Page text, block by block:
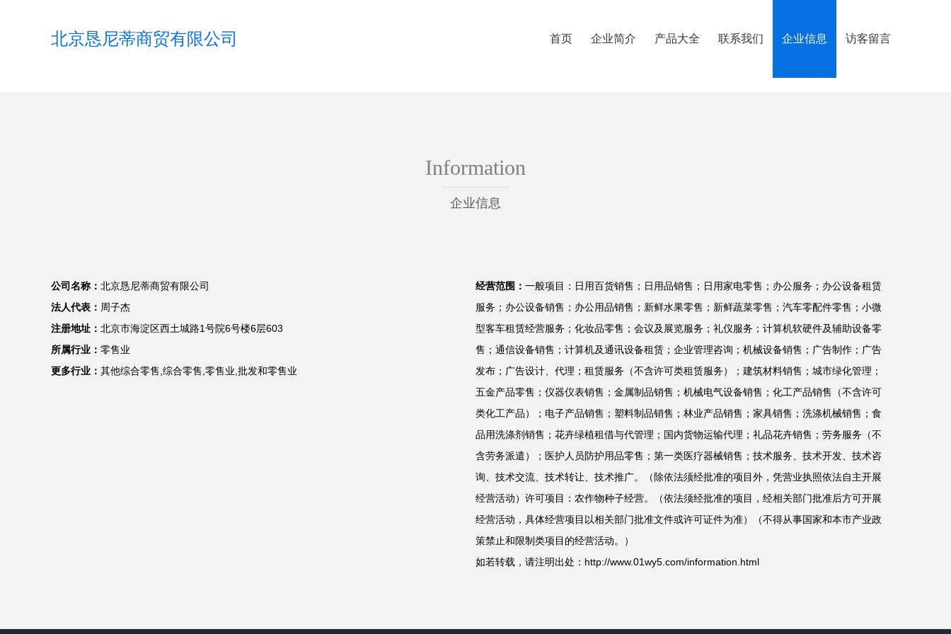
北京恳尼蒂商贸有限公司 首页 企业简介 产品大全 联系我们 企业信息 访客留言
Information
企业信息
公司名称： 北京恳尼蒂商贸有限公司
法人代表： 周子杰
注册地址： 北京市海淀区西土城路1号院6号楼6层603
所属行业： 零售业
更多行业： 其他综合零售,综合零售,零售业,批发和零售业
经营范围： 一般项目：日用百货销售；日用品销售；日用家电零售；办公服务；办公设备租赁
服务；办公设备销售；办公用品销售；新鲜水果零售；新鲜蔬菜零售；汽车零配件零售；小微
型客车租赁经营服务；化妆品零售；会议及展览服务；礼仪服务；计算机软硬件及辅助设备零
售；通信设备销售；计算机及通讯设备租赁；企业管理咨询；机械设备销售；广告制作；广告
发布；广告设计、代理；租赁服务（不含许可类租赁服务）；建筑材料销售；城市绿化管理；
五金产品零售；仪器仪表销售；金属制品销售；机械电气设备销售；化工产品销售（不含许可
类化工产品）；电子产品销售；塑料制品销售；林业产品销售；家具销售；洗涤机械销售；食
品用洗涤剂销售；花卉绿植租借与代管理；国内货物运输代理；礼品花卉销售；劳务服务（不
含劳务派遣）；医护人员防护用品零售；第一类医疗器械销售；技术服务、技术开发、技术咨
询、技术交流、技术转让、技术推广。（除依法须经批准的项目外，凭营业执照依法自主开展
经营活动）许可项目：农作物种子经营。（依法须经批准的项目，经相关部门批准后方可开展
经营活动，具体经营项目以相关部门批准文件或许可证件为准）（不得从事国家和本市产业政
策禁止和限制类项目的经营活动。）
如若转载，请注明出处：http://www.01wy5.com/information.html